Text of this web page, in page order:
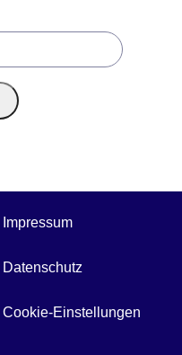
Impressum
Datenschutz
Cookie-Einstellungen